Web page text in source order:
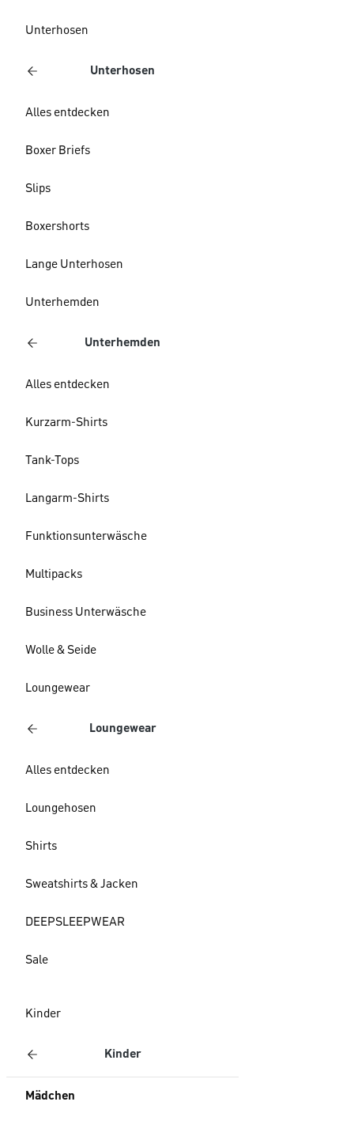
Unterhosen
Unterhosen
Alles entdecken
Boxer Briefs
Slips
Boxershorts
Lange Unterhosen
Unterhemden
Unterhemden
Alles entdecken
Kurzarm-Shirts
Tank-Tops
Langarm-Shirts
Funktionsunterwäsche
Multipacks
Business Unterwäsche
Wolle & Seide
Loungewear
Loungewear
Alles entdecken
Loungehosen
Shirts
Sweatshirts & Jacken
DEEPSLEEPWEAR
Sale
Kinder
Kinder
Mädchen